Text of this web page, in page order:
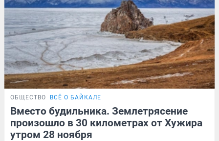
ОБЩЕСТВО ВСЁ О БАЙКАЛЕ
Вместо будильника. Землетрясение
произошло в 30 километрах от Хужира
утром 28 ноября